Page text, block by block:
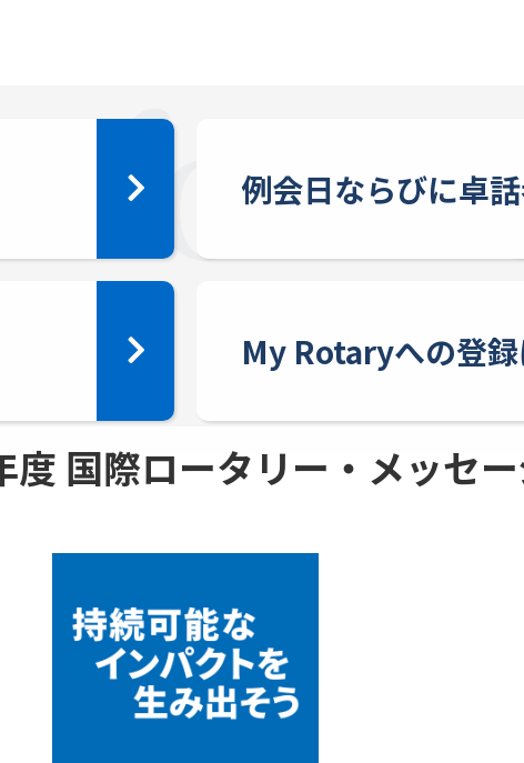
例会日ならびに卓
My Rotaryへの登
国際ロータリー・メッセ